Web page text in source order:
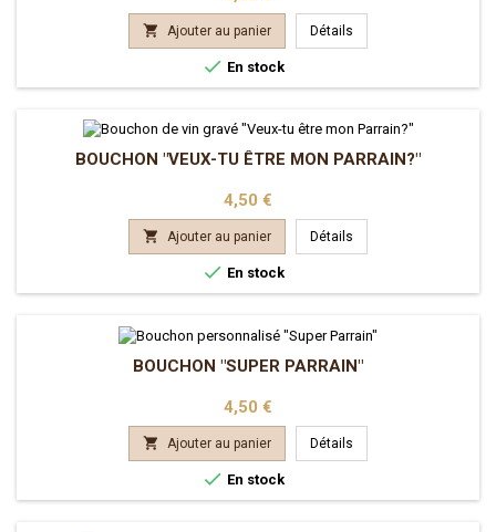
 Ajouter au panier Détails
 En stock
BOUCHON "VEUX-TU ÊTRE MON PARRAIN?"
Prix
4,50 €
 Ajouter au panier Détails
 En stock
BOUCHON "SUPER PARRAIN"
Prix
4,50 €
 Ajouter au panier Détails
 En stock